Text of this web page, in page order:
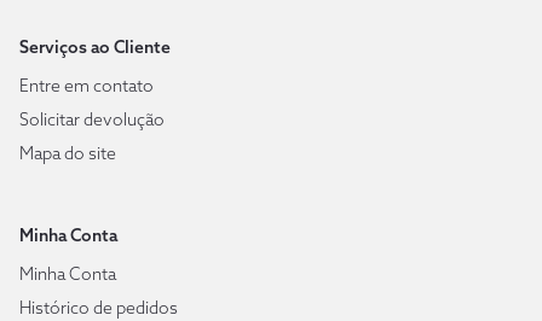
Serviços ao Cliente
Entre em contato
Solicitar devolução
Mapa do site
Minha Conta
Minha Conta
Histórico de pedidos